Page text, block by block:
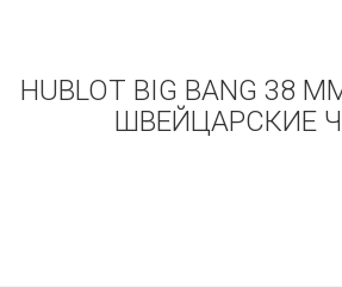
HUBLOT BIG BANG 38
ШВЕЙЦАРСКИЕ